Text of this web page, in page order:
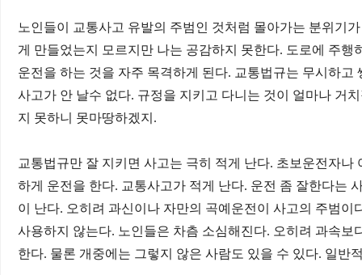
노인들이 교통사고 유발의 주범인 것처럼 몰아가는 분위기
게 만들었는지 모르지만 나는 공감하지 못한다. 도로에 주행
운전을 하는 것을 자주 목격하게 된다. 교통법규는 무시하고
사고가 안 날수 없다. 규정을 지키고 다니는 것이 얼마나 거
지 못하니 못마땅하겠지 .
교통법규만 잘 지키면 사고는 극히 적게 난다. 초보운전자나
하게 운전을 한다. 교통사고가 적게 난다. 운전 좀 잘한다는
이 난다. 오히려 과신이나 자만의 곡예운전이 사고의 주범이
사용하지 않는다. 노인들은 차츰 소심해진다. 오히려 과속보
한다. 물론 개중에는 그렇지 않은 사람도 있을 수 있다. 일반